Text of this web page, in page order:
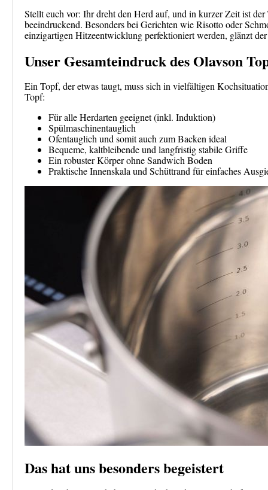
Stellt euch vor: Ihr dreht den Herd auf, und in kurzer Zeit ist
beeindruckend. Besonders bei Gerichten wie Risotto oder
einzigartigen Hitzeentwicklung perfektioniert werden, glänzt
Unser Gesamteindruck des Olavson
Ein Topf, der etwas taugt, muss sich in vielfältigen
Topf:
Für alle Herdarten geeignet (inkl. Induktion)
Spülmaschinentauglich
Ofentauglich und somit auch zum Backen ideal
Bequeme, kaltbleibende und langfristig stabile Griffe
Ein robuster Körper ohne Sandwich Boden
Praktische Innenskala und Schüttrand für einfaches
Das hat uns besonders begeistert